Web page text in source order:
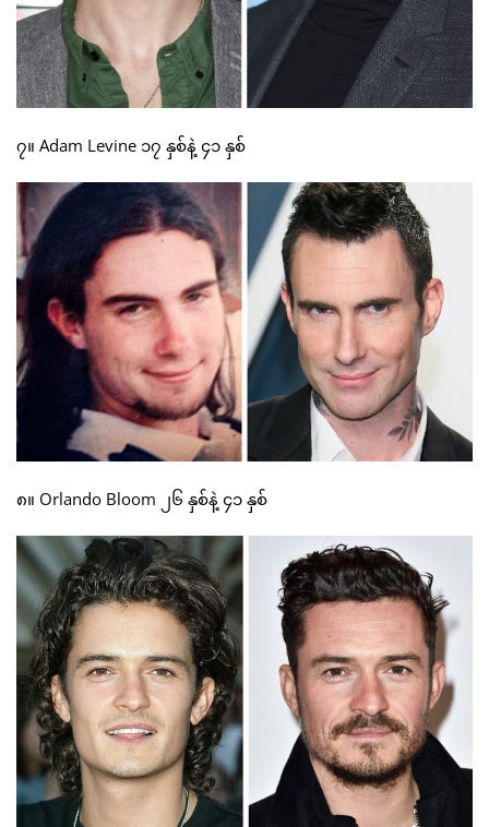
၇။ Adam Levine ၁၇ နှစ်နဲ့ ၄၁ နှစ်
၈။ Orlando Bloom ၂၆ နှစ်နဲ့ ၄၁ နှစ်